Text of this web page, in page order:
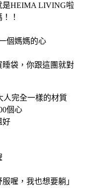
是HEIMA LIVING啦
！
個媽媽的心
睡袋，你跟這團就對
人完全一樣的材質
個心
好
喔，我也想要躺」